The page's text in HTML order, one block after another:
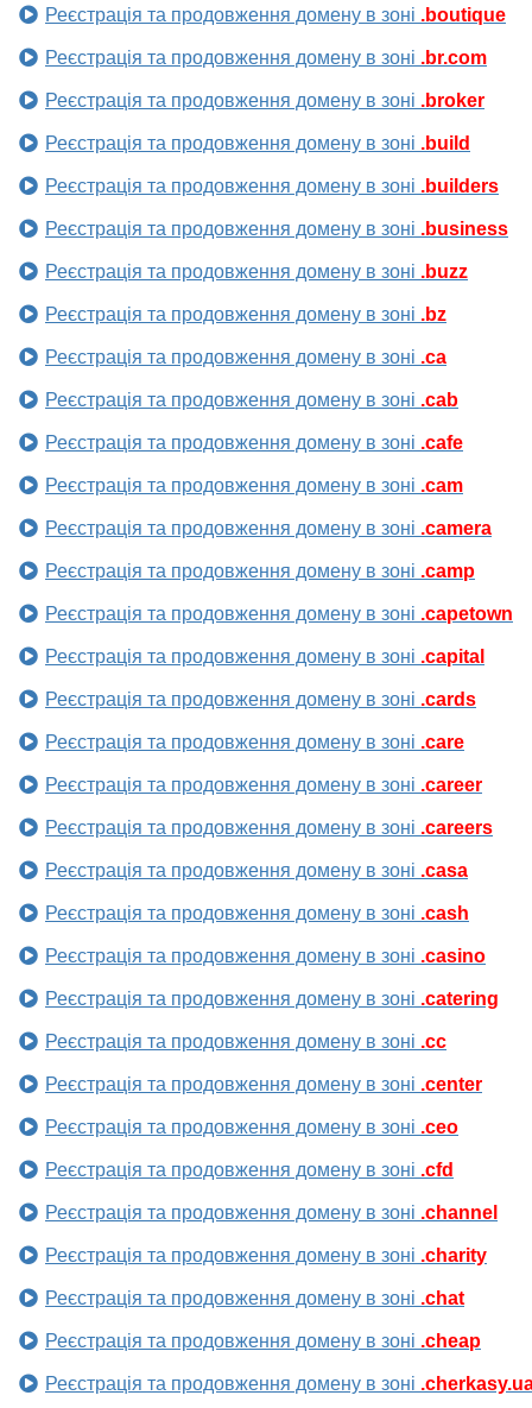
Реєстрація та продовження домену в зоні .boutique
Реєстрація та продовження домену в зоні .br.com
Реєстрація та продовження домену в зоні .broker
Реєстрація та продовження домену в зоні .build
Реєстрація та продовження домену в зоні .builders
Реєстрація та продовження домену в зоні .business
Реєстрація та продовження домену в зоні .buzz
Реєстрація та продовження домену в зоні .bz
Реєстрація та продовження домену в зоні .ca
Реєстрація та продовження домену в зоні .cab
Реєстрація та продовження домену в зоні .cafe
Реєстрація та продовження домену в зоні .cam
Реєстрація та продовження домену в зоні .camera
Реєстрація та продовження домену в зоні .camp
Реєстрація та продовження домену в зоні .capetown
Реєстрація та продовження домену в зоні .capital
Реєстрація та продовження домену в зоні .cards
Реєстрація та продовження домену в зоні .care
Реєстрація та продовження домену в зоні .career
Реєстрація та продовження домену в зоні .careers
Реєстрація та продовження домену в зоні .casa
Реєстрація та продовження домену в зоні .cash
Реєстрація та продовження домену в зоні .casino
Реєстрація та продовження домену в зоні .catering
Реєстрація та продовження домену в зоні .cc
Реєстрація та продовження домену в зоні .center
Реєстрація та продовження домену в зоні .ceo
Реєстрація та продовження домену в зоні .cfd
Реєстрація та продовження домену в зоні .channel
Реєстрація та продовження домену в зоні .charity
Реєстрація та продовження домену в зоні .chat
Реєстрація та продовження домену в зоні .cheap
Реєстрація та продовження домену в зоні